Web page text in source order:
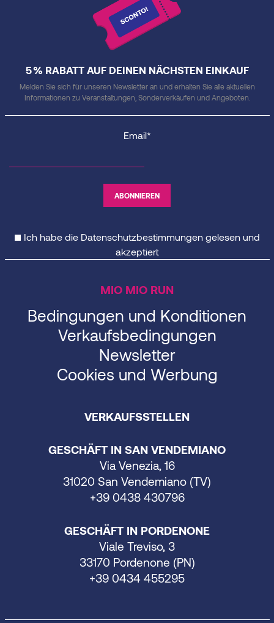
5 % RABATT AUF DEINEN NÄCHSTEN EINKAUF
Melden Sie sich für unseren Newsletter an und erhalten Sie alle aktuellen
Informationen zu Veranstaltungen, Sonderverkäufen und Angeboten.
Email*
Ich habe die Datenschutzbestimmungengelesen und
akzeptiert
MIO MIO RUN
Bedingungen und Konditionen
Verkaufsbedingungen
Newsletter
Cookies und Werbung
VERKAUFSSTELLEN
GESCHÄFT IN SAN VENDEMIANO
Via Venezia, 16
31020 San Vendemiano (TV)
+39 0438 430796
GESCHÄFT IN PORDENONE
Viale Treviso, 3
33170 Pordenone (PN)
+39 0434 455295